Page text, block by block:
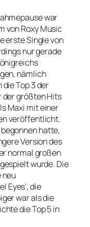
war
von Roxy Music
erste Single von
nur gerade
nämlich
die Top 3 der
der größten Hits
Maxi mit einer
veröffentlicht.
hatte,
Version des
normal großen
wurde. Die
neu
Eyes‘, die
war als die
die Top 5 in